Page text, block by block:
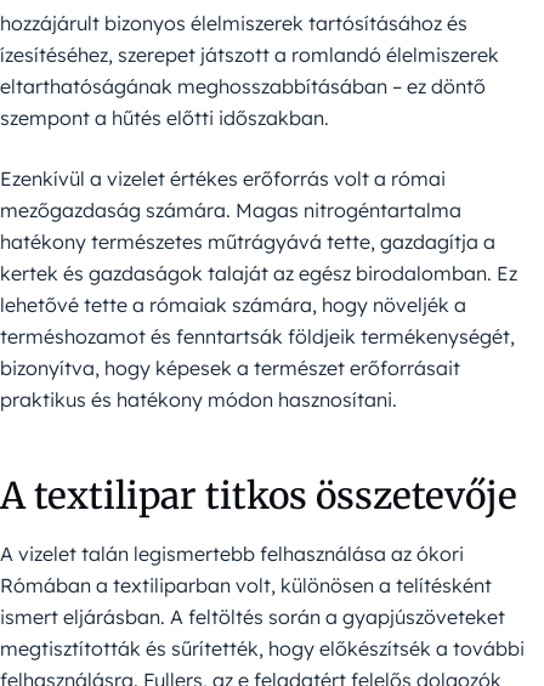
hozzájárult bizonyos élelmiszerek tartósításához és
ízesítéséhez, szerepet játszott a romlandó élelmiszerek
eltarthatóságának meghosszabbításában – ez döntő
szempont a hűtés előtti időszakban.
Ezenkívül a vizelet értékes erőforrás volt a római
mezőgazdaság számára. Magas nitrogéntartalma
hatékony természetes műtrágyává tette, gazdagítja a
kertek és gazdaságok talaját az egész birodalomban. Ez
lehetővé tette a rómaiak számára, hogy növeljék a
terméshozamot és fenntartsák földjeik termékenységét,
bizonyítva, hogy képesek a természet erőforrásait
praktikus és hatékony módon hasznosítani.
A textilipar titkos összetevője
A vizelet talán legismertebb felhasználása az ókori
Rómában a textiliparban volt, különösen a telítésként
ismert eljárásban. A feltöltés során a gyapjúszöveteket
megtisztították és sűrítették, hogy előkészítsék a további
felhasználásra. Fullers, az e feladatért felelős dolgozók